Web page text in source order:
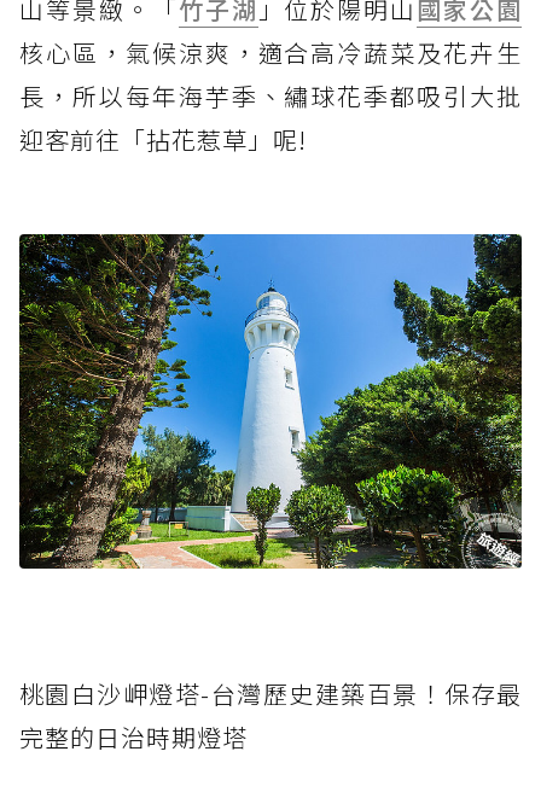
山等景緻。「竹子湖 」位於陽明山 國家公園
核心區，氣候涼爽，適合高冷蔬菜及花卉生
長，所以每年海芋季、繡球花季都吸引大批
迎客前往「拈花惹草」呢!
桃園白沙岬燈塔-台灣歷史建築百景！保存最
完整的日治時期燈塔